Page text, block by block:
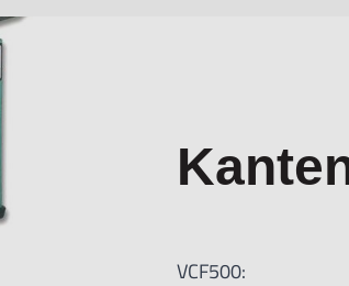
VCF500: